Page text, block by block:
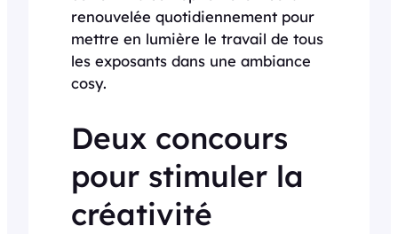
renouvelée quotidiennement pour
mettre en lumière le travail de tous
les exposants dans une ambiance
cosy.
Deux concours
pour stimuler la
créativité